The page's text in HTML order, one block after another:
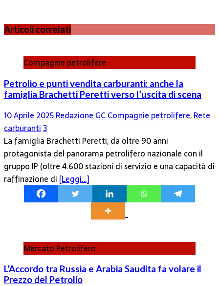
Articoli correlati
Compagnie petrolifere
Petrolio e punti vendita carburanti: anche la
famiglia Brachetti Peretti verso l’uscita di scena
10 Aprile 2025Redazione GCCompagnie petrolifere,Rete
carburanti3
La famiglia Brachetti Peretti, da oltre 90 anni
protagonista del panorama petrolifero nazionale con il
gruppo IP (oltre 4.600 stazioni di servizio e una capacità di
raffinazione di [Leggi…]
Mercato Petrolifero
L’Accordo tra Russia e Arabia Saudita fa volare il
Prezzo del Petrolio